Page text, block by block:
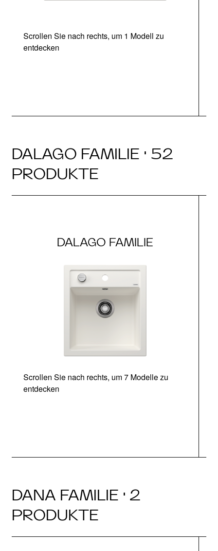
Scrollen Sie nach rechts, um 1 Modell zu
entdecken
DALAGO FAMILIE · 52
PRODUKTE
DALAGO FAMILIE
Scrollen Sie nach rechts, um 7 Modelle zu
entdecken
DANA FAMILIE · 2
PRODUKTE